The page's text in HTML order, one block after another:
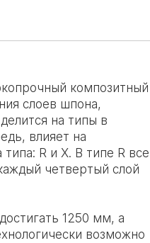
композитный
слоев шпона,
на типы в
влияет на
R и Х. В типе R все
четвертый слой
1250 мм, а
возможно